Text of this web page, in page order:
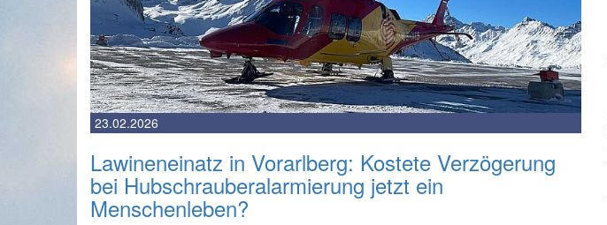
23.02.2026
Lawineneinatz in Vorarlberg: Kostete Verzögerung
bei Hubschrauberalarmierung jetzt ein
Menschenleben?